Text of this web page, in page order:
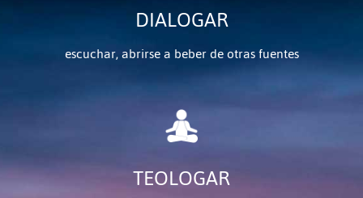
DIALOGAR
escuchar, abrirse a beber de otras fuentes
TEOLOGAR